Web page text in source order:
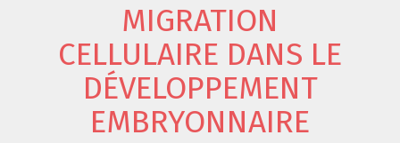
MIGRATION
CELLULAIRE DANS LE
DÉVELOPPEMENT
EMBRYONNAIRE